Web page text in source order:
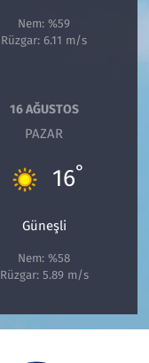
Nem: %59
Rüzgar: 6.11 m/s
16 AĞUSTOS
PAZAR
16°
Güneşli
Nem: %58
Rüzgar: 5.89 m/s